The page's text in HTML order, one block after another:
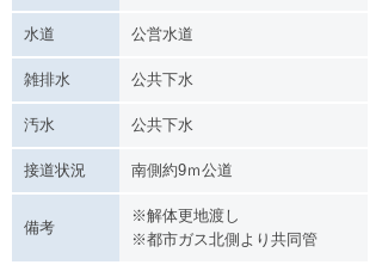
水道 公営水道
雑排水 公共下水
汚水 公共下水
接道状況 南側約9ｍ公道
備考
※解体更地渡し
※都市ガス北側より共同管